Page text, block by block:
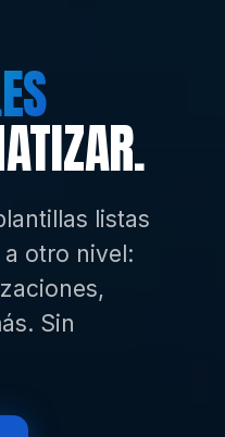
listas
otro nivel:
Sin